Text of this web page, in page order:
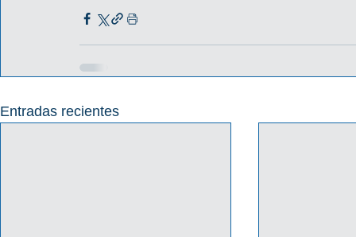
Entradas recientes